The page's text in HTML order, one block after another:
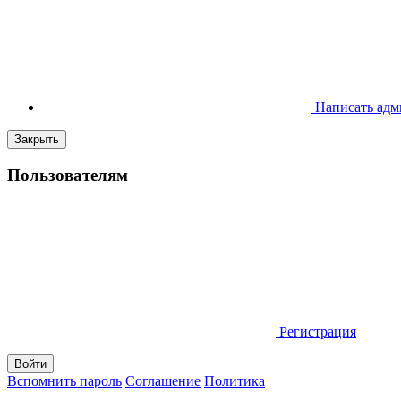
Написать
Закрыть
Пользователям
Регистрация
Вспомнить пароль Соглашение Политика